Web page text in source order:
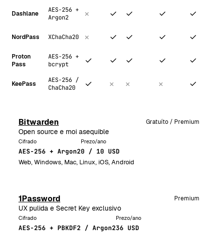
Dashlane
AES-256 +
Argon2
× ✓ ✓ ✓ ✓
NordPass XChaCha20 × ✓ ✓ ✓ ✓
Proton
Pass
AES-256 +
bcrypt
✓ ✓ ✓ ✓ ✓
KeePass
AES-256 /
ChaCha20
✓ × × × ✓
Bitwarden Gratuíto / Premium
Open source e moi asequible
Cifrado
AES-256 + Argon2
Prezo/ano
0 / 10 USD
Web, Windows, Mac, Linux, iOS, Android
1Password Premium
UX pulida e Secret Key exclusivo
Cifrado
AES-256 + PBKDF2 / Argon2
Prezo/ano
36 USD